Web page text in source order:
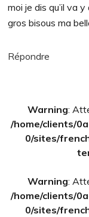
moi je dis qu’il va
gros bisous ma
Répondre
latérale
principale
Warning:
/home/clients/
0/sites/
Warning:
/home/clients/
0/sites/